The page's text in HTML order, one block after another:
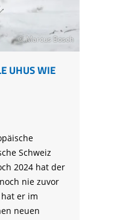
mit
Bayern
- Schule fürs Leben
© Marcus Bosch
UHUS WIE
Schweiz
2024 hat der
nie zuvor
er im
neuen